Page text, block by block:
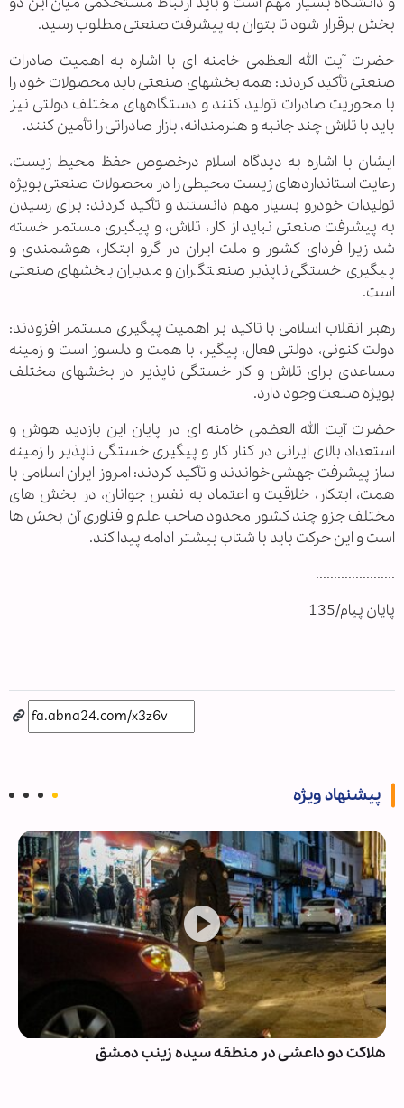
بخش برقرار شود تا بتوان به پیشرفت صنعتی مطلوب رسید.
حضرت آیت الله العظمی خامنه ای با اشاره به اهمیت صادرات
صنعتی تأکید کردند: همه بخشهای صنعتی باید محصولات خود را
با محوریت صادرات تولید کنند و دستگاههای مختلف دولتی نیز
باید با تلاش چند جانبه و هنرمندانه، بازار صادراتی را تأمین کنند.
ایشان با اشاره به دیدگاه اسلام درخصوص حفظ محیط زیست،
رعایت استانداردهای زیست محیطی را در محصولات صنعتی بویژه
تولیدات خودرو بسیار مهم دانستند و تأکید کردند: برای رسیدن
به پیشرفت صنعتی نباید از کار، تلاش، و پیگیری مستمر خسته
شد زیرا فردای کشور و ملت ایران در گرو ابتکار، هوشمندی و
پیگیری خستگی ناپذیر صنعتگران و مدیران بخشهای صنعتی
است.
رهبر انقلاب اسلامی با تاکید بر اهمیت پیگیری مستمر افزودند:
دولت کنونی، دولتی فعال، پیگیر، با همت و دلسوز است و زمینه
مساعدی برای تلاش و کار خستگی ناپذیر در بخشهای مختلف
بویژه صنعت وجود دارد.
حضرت آیت الله العظمی خامنه ای در پایان این بازدید هوش و
استعداد بالای ایرانی در کنار کار و پیگیری خستگی ناپذیر را زمینه
ساز پیشرفت جهشی خواندند و تأکید کردند: امروز ایران اسلامی با
همت، ابتکار، خلاقیت و اعتماد به نفس جوانان، در بخش های
مختلف جزو چند کشور محدود صاحب علم و فناوری آن بخش ها
است و این حرکت باید با شتاب بیشتر ادامه پیدا کند.
......................
پایان پیام/135
پیشنهاد ویژه
هلاکت دو داعشی در منطقه سیده زینب دمشق